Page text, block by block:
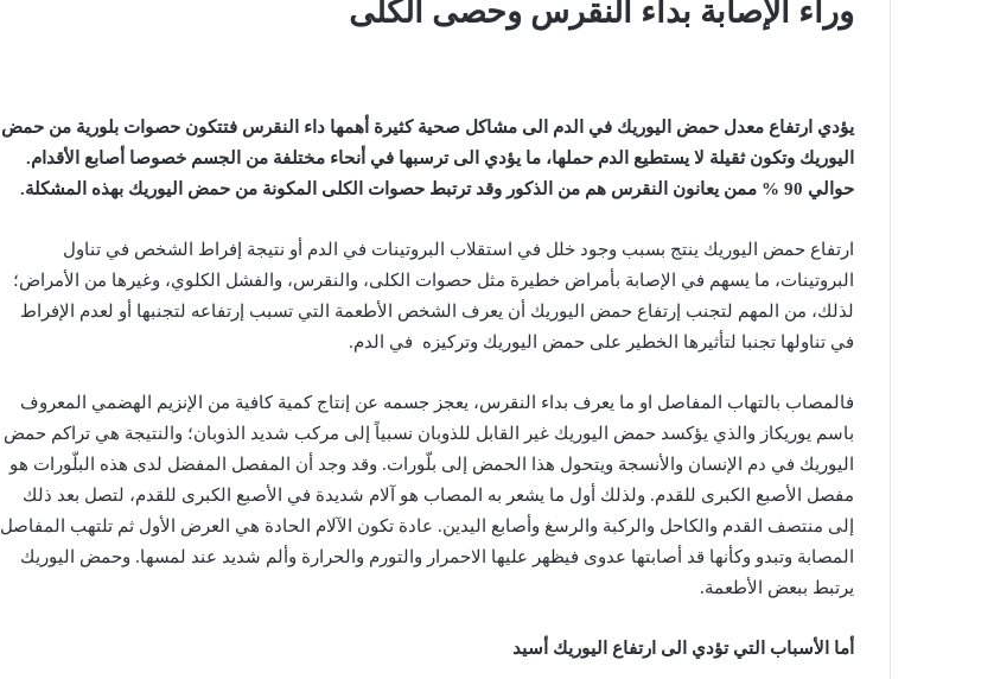
وراء الإصابة بداء النقرس وحصى الكلى
يؤدي ارتفاع معدل حمض اليوريك في الدم الى مشاكل صحية كثيرة أهمها داء النقرس فتتكون حصوات بلورية من حمض
اليوريك وتكون ثقيلة لا يستطيع الدم حملها، ما يؤدي الى ترسبها في أنحاء مختلفة من الجسم خصوصا أصابع الأقدام.
حوالي
ممن يعانون النقرس هم من الذكور وقد ترتبط حصوات الكلى المكونة من حمض اليوريك بهذه المشكلة.
ارتفاع حمض اليوريك ينتج بسبب وجود خلل في استقلاب البروتينات في الدم أو نتيجة إفراط الشخص في تناول
البروتينات، ما يسهم في الإصابة بأمراض خطيرة مثل حصوات الكلى، والنقرس، والفشل الكلوي، وغيرها من
الأمراض؛
لذلك، من المهم لتجنب إرتفاع حمض اليوريك أن يعرف الشخص الأطعمة التي تسبب إرتفاعه لتجنبها أو لعدم
الإفراط
في تناولها تجنبا لتأثيرها الخطير على حمض اليوريك وتركيزه في الدم.
فالمصاب بالتهاب المفاصل او ما يعرف بداء النقرس، يعجز جسمه عن إنتاج كمية كافية من الإنزيم الهضمي
المعروف
باسم يوريكاز والذي يؤكسد حمض اليوريك غير القابل للذوبان نسبياً إلى مركب شديد الذوبان؛ والنتيجة هي تراكم حمض
اليوريك في دم الإنسان والأنسجة ويتحول هذا الحمض إلى بلّورات. وقد وجد أن المفصل المفضل لدى هذه البلّورات هو
مفصل
الأصبع الكبرى للقدم. ولذلك أول ما يشعر به المصاب هو آلام شديدة في الأصبع الكبرى للقدم، لتصل بعد ذلك
إلى منتصف القدم والكاحل والركبة والرسغ وأصابع اليدين. عادة تكون الآلام الحادة هي العرض الأول ثم تلتهب
المفاصل
المصابة وتبدو وكأنها قد أصابتها عدوى فيظهر عليها الاحمرار والتورم والحرارة وألم شديد عند لمسها. وحمض
اليوريك
يرتبط ببعض الأطعمة.
أما الأسباب التي تؤدي الى ارتفاع اليوريك أسيد